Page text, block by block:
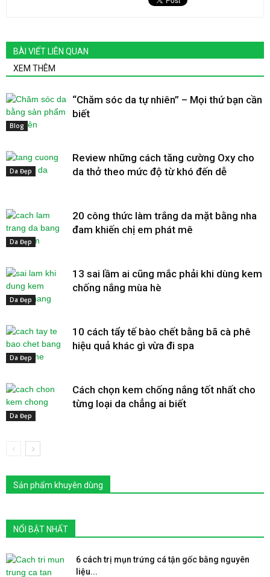
BÀI VIẾT LIÊN QUAN
XEM THÊM
Blog
“Chăm sóc da tự nhiên” – Mọi thứ bạn cần
biết
Da Đẹp
Review những cách tăng cường Oxy cho
da thở theo mức độ từ khó đến dễ
Da Đẹp
20 công thức làm trắng da mặt bằng nha
đam khiến chị em phát mê
Da Đẹp
13 sai lầm ai cũng mắc phải khi dùng kem
chống nắng mùa hè
Da Đẹp
10 cách tẩy tế bào chết bằng bã cà phê
hiệu quả khác gì vừa đi spa
Da Đẹp
Cách chọn kem chống nắng tốt nhất cho
từng loại da chẳng ai biết
Sản phẩm khuyên dùng
NỔI BẬT NHẤT
6 cách trị mụn trứng cá tận gốc bằng nguyên
liệu...